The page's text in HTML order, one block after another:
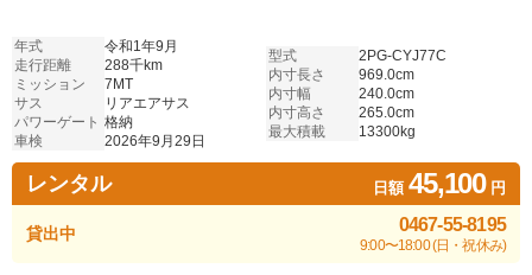
年式
令和1年9月
走行距離
288千km
ミッション
7MT
サス
リアエアサス
パワーゲート 格納
車検
2026年9月29日
型式
2PG-CYJ77C
内寸長さ
969.0cm
内寸幅
240.0cm
内寸高さ
265.0cm
最大積載
13300kg
レンタル 日額45,100円
貸出中 0467-55-8195
9:00〜18:00 (日・祝休み)